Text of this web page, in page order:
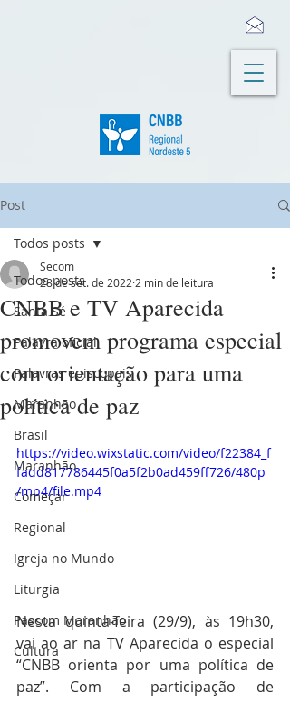
Post
Todos posts
Santa Sé
Palavra oficial
Palavras episcopais
Maranhão
Brasil
Maranhão
Começar
Regional
Igreja no Mundo
Liturgia
Pascom Maranhão
Cultura
Todos posts
CNBB e TV Aparecida
promovem programa especial
com orientação para uma
política de paz
Secom
28 de set. de 2022 2 min de leitura
https://video.wixstatic.com/video/f22384_f
fadd817786445f0a5f2b0ad459ff726/480p
/mp4/file.mp4
Nesta quinta-feira (29/9), às 19h30,
vai ao ar na TV Aparecida o especial
“CNBB orienta por uma política de
paz”. Com a participação de